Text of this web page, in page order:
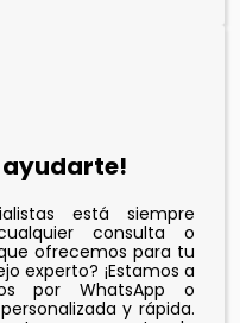
ayudarte!
está siempre
consulta o
ofrecemos para tu
experto? ¡Estamos a
por WhatsApp o
y rápida.